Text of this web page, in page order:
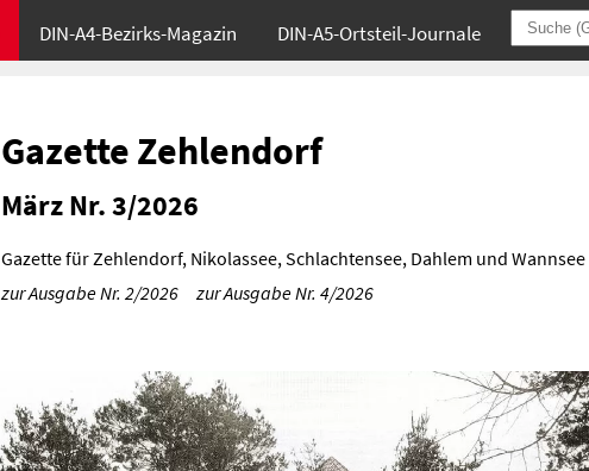
DIN-A4-Bezirks-Magazin DIN-A5-Ortsteil-Journale
Gazette Zehlendorf
März Nr. 3/2026
Gazette für Zehlendorf, Nikolassee, Schlachtensee, Dahlem und Wannsee
zur Ausgabe Nr. 2/2026
zur Ausgabe Nr. 4/2026